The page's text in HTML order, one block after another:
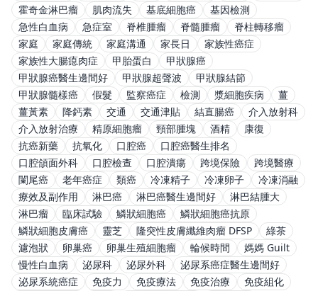
霍奇金淋巴瘤
肌肉流失 基底細胞癌
基因檢測
急性白血病
急症室 脊椎腫瘤 脊髓腫瘤
脊柱轉移瘤
家庭
家庭傳統 家庭溝通 家長日
家族性癌症
家族性大腸瘜肉症
甲胎蛋白
甲狀腺癌
甲狀腺癌醫生邊間好
甲狀腺超聲波
甲狀腺結節
甲狀腺髓樣癌
假髮 監察癌症 檢測 漿細胞疾病
薑
薑黃素
降鈣素 交通 交通津貼 結直腸癌
介入放射科
介入放射治療
精原細胞瘤 頸部腫塊 酒精
康復
抗癌新藥
抗氧化 口腔癌
口腔癌醫生排名
口腔頜面外科
口腔檢查 口腔潰瘍 跨境保險
跨境醫療
闌尾癌
老年癌症 類癌 冷凍精子 冷凍卵子
冷凍消融
療效及副作用
淋巴癌 淋巴癌醫生邊間好
淋巴結腫大
淋巴瘤
臨床試驗 鱗狀細胞癌
鱗狀細胞癌抗原
鱗狀細胞皮膚癌
靈芝 隆突性皮膚纖維肉瘤 DFSP
綠茶
濾泡狀
卵巢癌 卵巢生殖細胞瘤 輪候時間
媽媽 Guilt
慢性白血病
泌尿科 泌尿外科
泌尿系癌症醫生邊間好
泌尿系統癌症
免疫力 免疫療法 免疫治療
免疫組化